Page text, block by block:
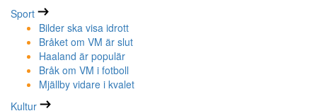
Sport
Bilder ska visa idrott
Bråket om VM är slut
Haaland är populär
Bråk om VM i fotboll
Mjällby vidare i kvalet
Kultur